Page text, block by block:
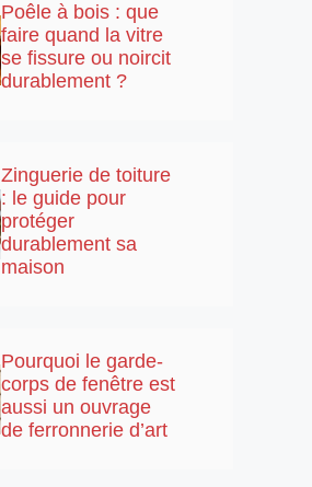
Poêle à bois : que
faire quand la vitre
se fissure ou noircit
durablement ?
Zinguerie de toiture
: le guide pour
protéger
durablement sa
maison
Pourquoi le garde-
corps de fenêtre est
aussi un ouvrage
de ferronnerie d’art